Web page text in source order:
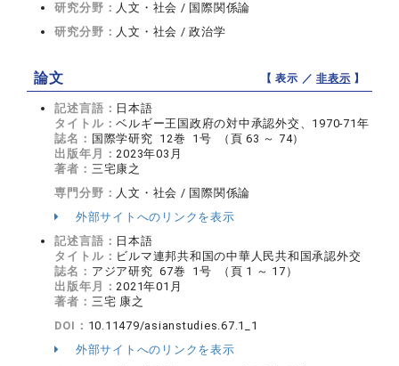
研究分野： 人文・社会 / 国際関係論
研究分野： 人文・社会 / 政治学
論文 【 表示 ／非表示 】
記述言語： 日本語
タイトル：ベルギー王国政府の対中承認外交、1970-71年
誌名： 国際学研究 12巻 1号 （頁 63 ～ 74）
出版年月：2023年03月
著者： 三宅康之
専門分野： 人文・社会 / 国際関係論
外部サイトへのリンクを表示
記述言語： 日本語
タイトル： ビルマ連邦共和国の中華人民共和国承認外交
誌名： アジア研究 67巻 1号 （頁 1 ～ 17）
出版年月：2021年01月
著者： 三宅 康之
DOI： 10.11479/asianstudies.67.1_1
外部サイトへのリンクを表示